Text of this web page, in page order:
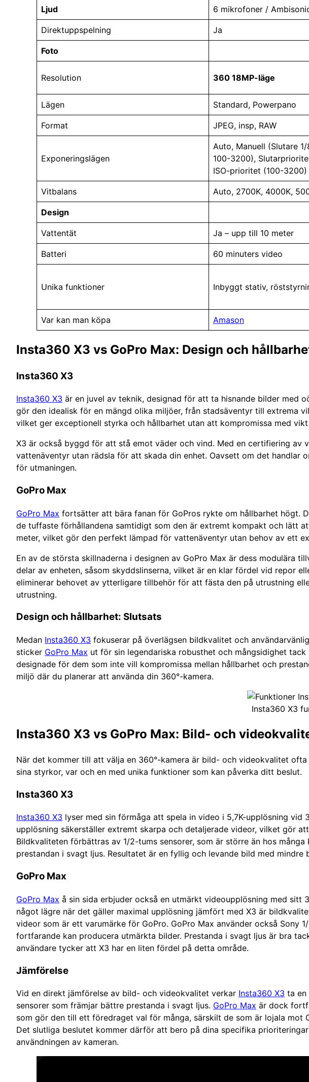
Ljud 6 mikrofoner /
Direktuppspelning Ja
Foto
Resolution 360 18MP-läge
Lägen Standard, Powerpano
Format JPEG, insp, RAW
Exponeringslägen
Auto, Manuell (Slutare
100-3200),
ISO-prioritet (100-3200)
Vitbalans Auto, 2700K, 4000K,
Design
Vattentät Ja – upp till 10 meter
Batteri 60 minuters video
Unika funktioner Inbyggt stativ,
Var kan man köpa Amason
Insta360 X3 vs GoPro Max: Design och
Insta360 X3
Insta360 X3 är en juvel av teknik, designad för att ta hisnande bilder med
gör den idealisk för en mängd olika miljöer, från stadsäventyr till extrema
vilket ger exceptionell styrka och hållbarhet utan att kompromissa med
X3 är också byggd för att stå emot väder och vind. Med en certifiering av
vattenäventyr utan rädsla för att skada din enhet. Oavsett om det
för utmaningen.
GoPro Max
GoPro Max fortsätter att bära fanan för GoPros rykte om hållbarhet högt.
de tuffaste förhållandena samtidigt som den är extremt kompakt och lätt
meter, vilket gör den perfekt lämpad för vattenäventyr utan behov av ett
En av de största skillnaderna i designen av GoPro Max är dess modulära
delar av enheten, såsom skyddslinserna, vilket är en klar fördel vid repor
eliminerar behovet av ytterligare tillbehör för att fästa den på utrustning
utrustning.
Design och hållbarhet: Slutsats
Medan Insta360 X3 fokuserar på överlägsen bildkvalitet och
sticker GoPro Max ut för sin legendariska robusthet och mångsidighet
designade för dem som inte vill kompromissa mellan hållbarhet och
miljö där du planerar att använda din 360°-kamera.
Insta360 X3
Insta360 X3 vs GoPro Max: Bild- och
När det kommer till att välja en 360°-kamera är bild- och videokvalitet
sina styrkor, var och en med unika funktioner som kan påverka ditt beslut.
Insta360 X3
Insta360 X3 lyser med sin förmåga att spela in video i 5,7K-upplösning
upplösning säkerställer extremt skarpa och detaljerade videor, vilket gör
Bildkvaliteten förbättras av 1/2-tums sensorer, som är större än hos
prestandan i svagt ljus. Resultatet är en fyllig och levande bild med
GoPro Max
GoPro Max å sin sida erbjuder också en utmärkt videoupplösning med
något lägre när det gäller maximal upplösning jämfört med X3 är
videor som är ett varumärke för GoPro. GoPro Max använder också Sony
fortfarande kan producera utmärkta bilder. Prestanda i svagt ljus är bra
användare tycker att X3 har en liten fördel på detta område.
Jämförelse
Vid en direkt jämförelse av bild- och videokvalitet verkar Insta360 X3 ta en
sensorer som främjar bättre prestanda i svagt ljus. GoPro Max är dock
som gör den till ett föredraget val för många, särskilt de som är lojala mot
Det slutliga beslutet kommer därför att bero på dina specifika
användningen av kameran.